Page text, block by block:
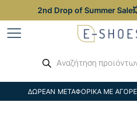
2nd Drop of Summer
Παπούτσια –
προϊόντων
ΔΩΡΕΑΝ ΜΕΤΑΦΟΡΙΚΑ ΜΕ